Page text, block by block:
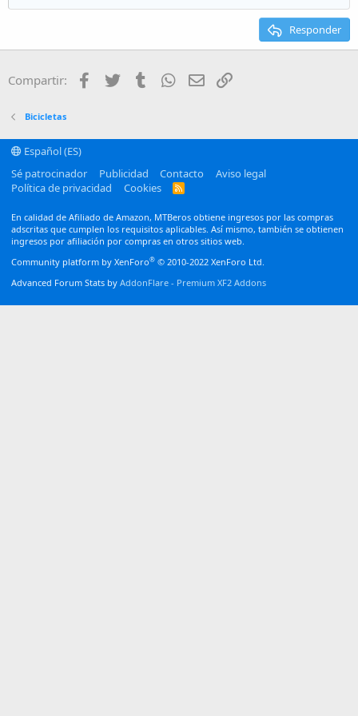
Trebuchet MS
Heading 2
Responder
Compartir: Facebook
Twitter TumblrWhatsApp
Email
Bicicletas
Español (ES)
Sé patrocinador
Publicidad Contacto
Aviso legal
Política de privacidad
Cookies
R
En calidad de Afiliado de Amazon, MTBeros obtiene ingresos por las compras
adscritas que cumplen los requisitos aplicables. Así mismo, también se obtienen
ingresos por afiliación por compras en otros sitios web.
Community platform by XenForo® © 2010-2022 XenForo Ltd.
Advanced Forum Stats by AddonFlare - Premium XF2 Addons